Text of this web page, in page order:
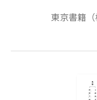
東京書籍